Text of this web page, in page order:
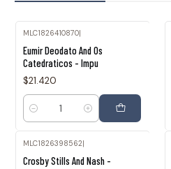
MLC1826410870|
Eumir Deodato And Os
Catedraticos - Impu
$21.420
Cantidad
MLC1826398562|
Crosby Stills And Nash -